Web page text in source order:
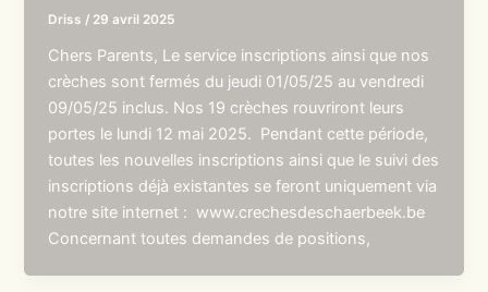
Driss / 29 avril 2025
Chers Parents, Le service inscriptions ainsi que nos
crèches sont fermés du jeudi 01/05/25 au vendredi
09/05/25 inclus. Nos 19 crèches rouvriront leurs
portes le lundi 12 mai 2025. Pendant cette période,
toutes les nouvelles inscriptions ainsi que le suivi des
inscriptions déjà existantes se feront uniquement via
notre site internet : www.crechesdeschaerbeek.be
Concernant toutes demandes de positions,